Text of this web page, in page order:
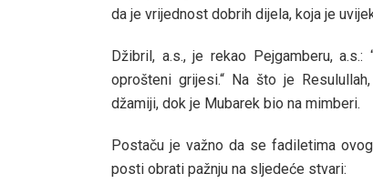
da je vrijednost dobrih dijela, koja je
Džibril, a.s., je rekao Pejgamberu,
oprošteni grijesi.“ Na što je
džamiji, dok je Mubarek bio na mimberi.
Postaču je važno da se fadiletima
posti obrati pažnju na sljedeće stvari: